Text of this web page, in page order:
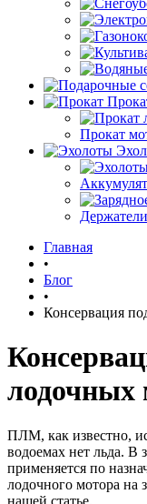
Прокат
Главная
•
Блог
•
Консервация
лодочных
ПЛМ, как известно,
водоемах нет льда. В
применяется по
лодочного мотора на
нашей статье.